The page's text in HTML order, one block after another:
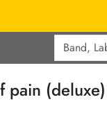
Electronic
Neoklassik